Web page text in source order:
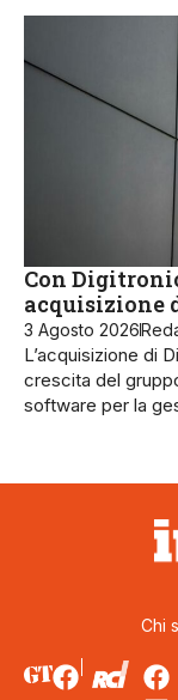
Con
acquisizione
3 Agosto 2026
L’acquisizione di
crescita del
software per la
Chi